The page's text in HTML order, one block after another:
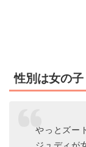
性別は女の子
やっとズー